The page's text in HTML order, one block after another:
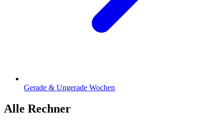
Gerade & Ungerade Wochen
Alle Rechner